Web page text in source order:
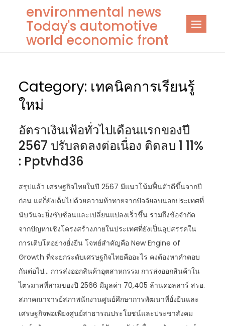
content
environmental news
Today's automotive
world economic front
Category: เทคนิคการเรียนรู้
ใหม่
อัตราเงินเฟ้อทั่วไปเดือนแรกของปี
2567 ปรับลดลงต่อเนื่อง ติดลบ 1 11%
: Pptvhd36
สรุปแล้ว เศรษฐกิจไทยในปี 2567 มีแนวโน้มฟื้นตัวดีขึ้นจากปี
ก่อน แต่ก็ยังเต็มไปด้วยความท้าทายจากปัจจัยลบนอกประเทศที่
นับวันจะยิ่งซับซ้อนและเปลี่ยนแปลงเร็วขึ้น รวมถึงข้อจำกัด
จากปัญหาเชิงโครงสร้างภายในประเทศที่ยังเป็นอุปสรรคใน
การเติบโตอย่างยั่งยืน โจทย์สำคัญคือ New Engine of
Growth ที่จะยกระดับเศรษฐกิจไทยคืออะไร คงต้องหาคำตอบ
กันต่อไป… การส่งออกสินค้าอุตสาหกรรม การส่งออกสินค้าใน
ไตรมาสที่สามของปี 2566 มีมูลค่า 70,405 ล้านดอลลาร์ สรอ.
สภาคณาจารย์สภาพนักงานศูนย์ศึกษาการพัฒนาที่ยั่งยืนและ
เศรษฐกิจพอเพียงศูนย์สาธารณประโยชน์และประชาสังคม